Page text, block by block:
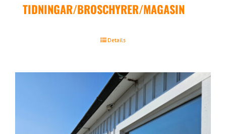
TIDNINGAR/BROSCHYRER/MAGASIN
Details